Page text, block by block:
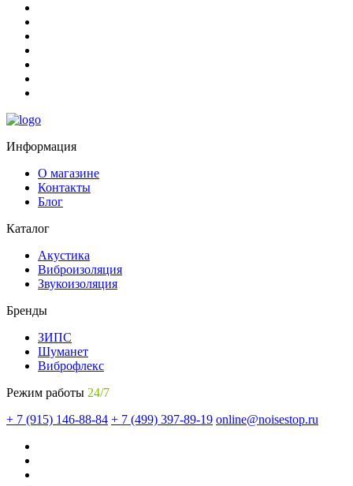
Информация
О магазине
Контакты
Блог
Каталог
Акустика
Виброизоляция
Звукоизоляция
Бренды
ЗИПС
Шуманет
Виброфлекс
Режим работы 24/7
+ 7 (915) 146-88-84 + 7 (499) 397-89-19 online@noisestop.ru